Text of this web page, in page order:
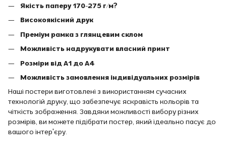
Якість паперу 170-275 г/м?
Високоякісний друк
Преміум рамка з глянцевим склом
Можливість надрукувати власний принт
Розміри від A1 до A4
Можливість замовлення індивідуальних розмірів
Наші постери виготовлені з використанням сучасних
технологій друку, що забезпечує яскравість кольорів та
чіткість зображення. Завдяки можливості вибору різних
розмірів, ви можете підібрати постер, який ідеально пасує до
вашого інтер'єру.